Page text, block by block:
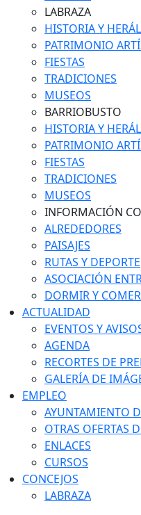
LABRAZA
HISTORIA Y
PATRIMONIO
FIESTAS
TRADICIONES
MUSEOS
BARRIOBUSTO
HISTORIA Y
PATRIMONIO
FIESTAS
TRADICIONES
MUSEOS
INFORMACIÓN
ALREDEDORES
PAISAJES
RUTAS Y DEPORTE
ASOCIACIÓN
DORMIR Y COMER
ACTUALIDAD
EVENTOS Y
AGENDA
RECORTES DE
GALERÍA DE
EMPLEO
AYUNTAMIENTO
OTRAS OFERTAS
ENLACES
CURSOS
CONCEJOS
LABRAZA